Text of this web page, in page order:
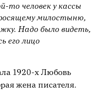
то человек у кассы
милостыню,
Надо было видеть,
его лицо
1920-х Любовь
жена писателя.